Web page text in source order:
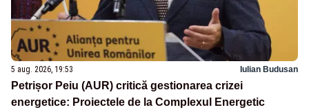
5 aug. 2026, 19:53 Iulian Budusan
Petrișor Peiu (AUR) critică gestionarea crizei
energetice: Proiectele de la Complexul Energetic